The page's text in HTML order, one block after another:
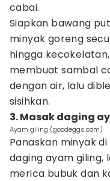
cabai.
Siapkan bawang
minyak goreng
hingga
membuat sambal
dengan air, lalu
sisihkan.
3. Masak daging
Ayam giling (goodeggs.com)
Panaskan minyak
daging ayam giling,
merica bubuk dan